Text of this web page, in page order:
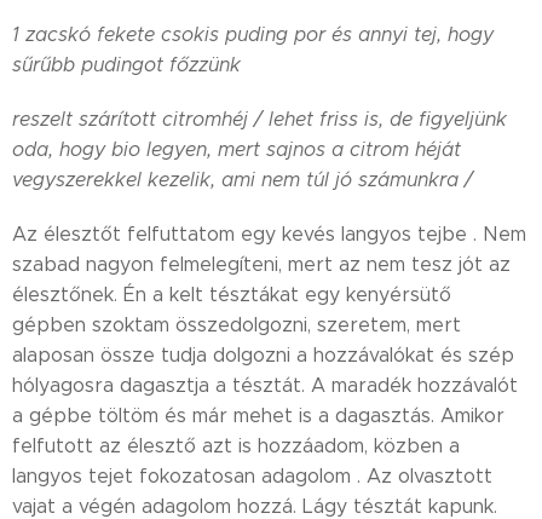
1 zacskó fekete csokis puding por és annyi tej, hogy
sűrűbb pudingot főzzünk
reszelt szárított citromhéj / lehet friss is, de figyeljünk
oda, hogy bio legyen, mert sajnos a citrom héját
vegyszerekkel kezelik, ami nem túl jó számunkra /
Az élesztőt felfuttatom egy kevés langyos tejbe . Nem
szabad nagyon felmelegíteni, mert az nem tesz jót az
élesztőnek. Én a kelt tésztákat egy kenyérsütő
gépben szoktam összedolgozni, szeretem, mert
alaposan össze tudja dolgozni a hozzávalókat és szép
hólyagosra dagasztja a tésztát. A maradék hozzávalót
a gépbe töltöm és már mehet is a dagasztás. Amikor
felfutott az élesztő azt is hozzáadom, közben a
langyos tejet fokozatosan adagolom . Az olvasztott
vajat a végén adagolom hozzá. Lágy tésztát kapunk.